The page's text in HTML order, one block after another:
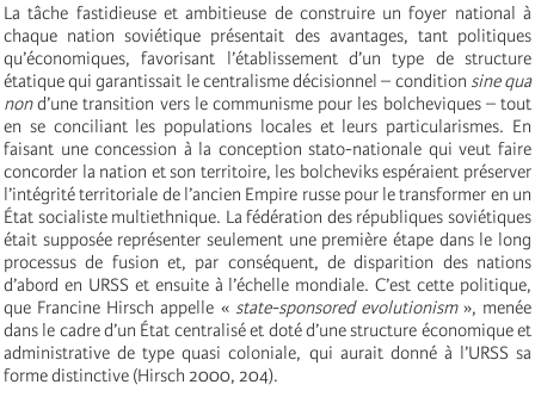
La tâche fastidieuse et ambitieuse de construire un foyer national à
chaque nation soviétique présentait des avantages, tant politiques
qu’économiques, favorisant l’établissement d’un type de structure
étatique qui garantissait le centralisme décisionnel – condition sine qua
nond’une transition vers le communisme pour les bolcheviques – tout
en se conciliant les populations locales et leurs particularismes. En
faisant une concession à la conception stato-nationale qui veut faire
concorder la nation et son territoire, les bolcheviks espéraient préserver
l’intégrité territoriale de l’ancien Empire russe pour le transformer en un
État socialiste multiethnique. La fédération des républiques soviétiques
était supposée représenter seulement une première étape dans le long
processus de fusion et, par conséquent, de disparition des nations
d’abord en URSS et ensuite à l’échelle mondiale. C’est cette politique,
que Francine Hirsch appelle « state-sponsored evolutionism», menée
dans le cadre d’un État centralisé et doté d’une structure économique et
administrative de type quasi coloniale, qui aurait donné à l’URSS sa
forme distinctive (Hirsch 2000, 204).